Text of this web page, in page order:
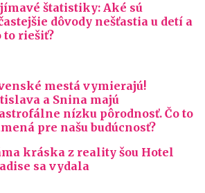
štatistiky: Aké sú
dôvody nešťastia u detí a
to riešiť?
mestá vymierajú!
a Snina majú
nízku pôrodnosť. Čo to
pre našu budúcnosť?
kráska z reality šou Hotel
sa vydala